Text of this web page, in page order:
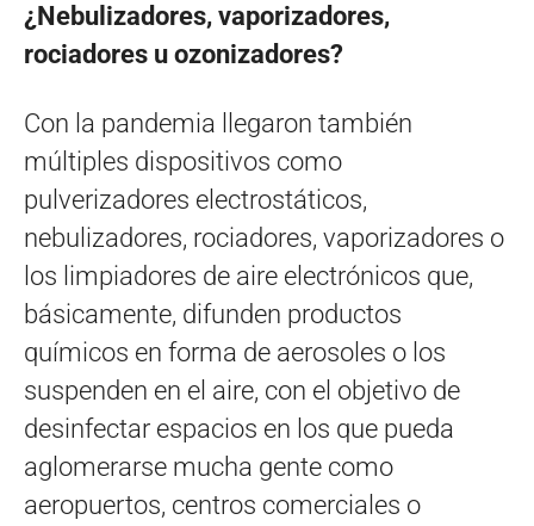
¿Nebulizadores, vaporizadores,
rociadores u ozonizadores?
Con la pandemia llegaron también
múltiples dispositivos como
pulverizadores electrostáticos,
nebulizadores, rociadores, vaporizadores o
los limpiadores de aire electrónicos que,
básicamente, difunden productos
químicos en forma de aerosoles o los
suspenden en el aire, con el objetivo de
desinfectar espacios en los que pueda
aglomerarse mucha gente como
aeropuertos, centros comerciales o